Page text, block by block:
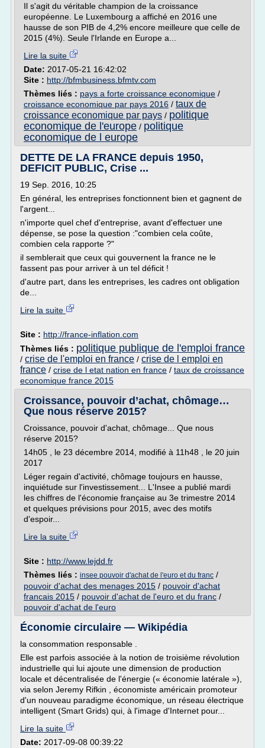
Il s'agit du véritable champion de la croissance
européenne. Le Luxembourg a affiché en 2016 une
hausse de son PIB de 4,2% encore meilleure que celle de
2015 (4%). Seule l'Irlande en Europe a...
Lire la suite
Date: 2017-05-21 16:42:02
Site : http://bfmbusiness.bfmtv.com
Thèmes liés : pays a forte croissance economique /
croissance economique par pays 2016 / taux de
croissance economique par pays / politique
economique de l'europe / politique
economique de l europe
DETTE DE LA FRANCE depuis 1950,
DEFICIT PUBLIC, Crise ...
19 Sep. 2016, 10:25
En général, les entreprises fonctionnent bien et gagnent de
l'argent...
n'importe quel chef d'entreprise, avant d'effectuer une
dépense, se pose la question :"combien cela coûte,
combien cela rapporte ?"
il semblerait que ceux qui gouvernent la france ne le
fassent pas pour arriver à un tel déficit !
d'autre part, dans les entreprises, les cadres ont obligation
de...
Lire la suite
Site : http://france-inflation.com
Thèmes liés : politique publique de l'emploi france
/ crise de l'emploi en france / crise de l emploi en
france / crise de l etat nation en france / taux de croissance
economique france 2015
Croissance, pouvoir d’achat, chômage…
Que nous réserve 2015?
Croissance, pouvoir d'achat, chômage... Que nous
réserve 2015?
14h05 , le 23 décembre 2014, modifié à 11h48 , le 20 juin
2017
Léger regain d'activité, chômage toujours en hausse,
inquiétude sur l'investissement... L'Insee a publié mardi
les chiffres de l'économie française au 3e trimestre 2014
et quelques prévisions pour 2015, avec des motifs
d'espoir...
Lire la suite
Site : http://www.lejdd.fr
Thèmes liés : insee pouvoir d'achat de l'euro et du franc /
pouvoir d'achat des menages 2015 / pouvoir d'achat
francais 2015 / pouvoir d'achat de l'euro et du franc /
pouvoir d'achat de l'euro
Économie circulaire — Wikipédia
la consommation responsable .
Elle est parfois associée à la notion de troisième révolution
industrielle qui lui ajoute une dimension de production
locale et décentralisée de l'énergie (« économie latérale »),
via selon Jeremy Rifkin , économiste américain promoteur
d'un nouveau paradigme économique, un réseau électrique
intelligent (Smart Grids) qui, à l'image d'Internet pour...
Lire la suite
Date: 2017-09-08 00:39:22